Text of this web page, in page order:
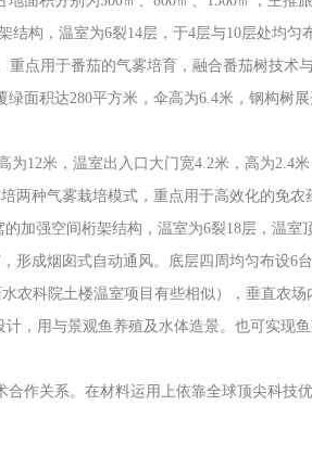
结构，温室为6裂14层，于4层与10层处均匀
重点用于番茄的气雾培育，融合番茄树技术
绿面积达280平方米，伞高为6.4米，钢构树
为12米，温室出入口大门宽4.2米，高为2.4
两种气雾栽培模式，重点用于高效化的免农
加强空间桁架结构，温室为6裂18层，温室
形成烟囱式自动通风。底层四周均匀布设6
农科院土楼温室项目有些相似），垂直农场
，用与景观鱼养殖及水体造景。也可实现
作关系。在材料运用上依靠全球顶尖科技